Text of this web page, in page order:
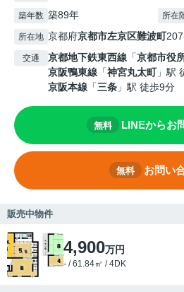
築年数 築89年 所在
所在地 京都府京都市左京区難波町
交通 京都地下鉄東西線 「京都市役
京阪鴨東線 「神宮丸太町」駅
京阪本線 「三条 」駅 徒歩9分
無料 LINEからお
無料 お問い
販売中物件
4,900万円
- / 61.84㎡ / 4DK